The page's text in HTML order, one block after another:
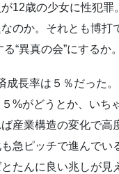
12歳の少女に性犯
のか。それとも博打
“異真の会”にするか。
成長率は５％だった
%がどうとか、いち
産業構造の変化で
急ピッチで進んで
たんに良い兆しが